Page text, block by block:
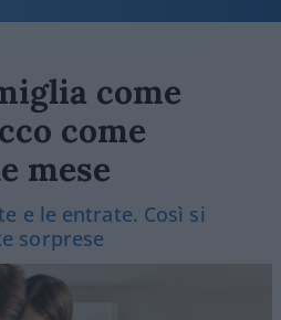
come
come
mese
e le entrate. Così si
sorprese